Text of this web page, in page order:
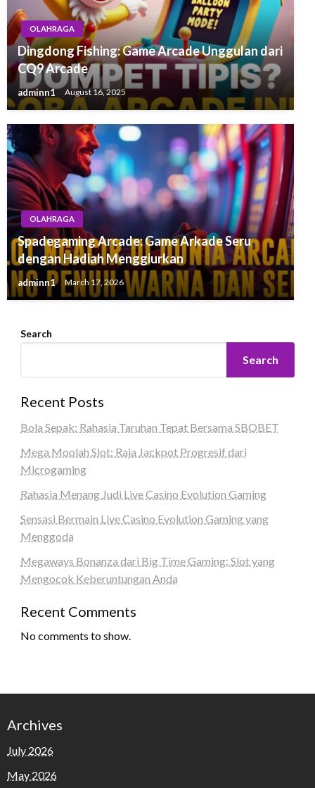
OLAHRAGA
Dingdong Fishing: Game Arcade Unggulan dari
CQ9 Arcade
adminn1 August 16, 2025
OLAHRAGA
Spadegaming Arcade: Game Arkade Seru
dengan Hadiah Menggiurkan
adminn1 March 17, 2026
Search
Search
Recent Posts
Bola Sepak: Rahasia Taruhan Tepat Bersama SBOBET
Mega Moolah Slot: Raja Jackpot Progresif dari
Microgaming
Rahasia Menang Judi Live Casino Evolution Gaming
Sensasi Bermain Live Casino Evolution Gaming yang
Menggoda
Megaways Bonanza dari Big Time Gaming: Slot yang
Mengocok Keberuntungan Anda
Recent Comments
No comments to show.
Archives
July 2026
May 2026